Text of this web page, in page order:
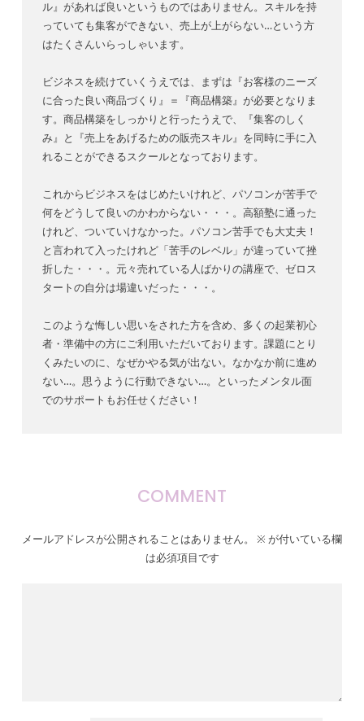
ル』があれば良いというものではありません。スキルを持
っていても集客ができない、売上が上がらない…という方
はたくさんいらっしゃいます。
ビジネスを続けていくうえでは、まずは『お客様のニーズ
に合った良い商品づくり』＝『商品構築』が必要となりま
す。商品構築をしっかりと行ったうえで、『集客のしく
み』と『売上をあげるための販売スキル』を同時に手に入
れることができるスクールとなっております。
これからビジネスをはじめたいけれど、パソコンが苦手で
何をどうして良いのかわからない・・・。高額塾に通った
けれど、ついていけなかった。パソコン苦手でも大丈夫！
と言われて入ったけれど「苦手のレベル」が違っていて挫
折した・・・。元々売れている人ばかりの講座で、ゼロス
タートの自分は場違いだった・・・。
このような悔しい思いをされた方を含め、多くの起業初心
者・準備中の方にご利用いただいております。課題にとり
くみたいのに、なぜかやる気が出ない。なかなか前に進め
ない…。思うように行動できない…。といったメンタル面
でのサポートもお任せください！
COMMENT
メールアドレスが公開されることはありません。 ※ が付いている欄
は必須項目です